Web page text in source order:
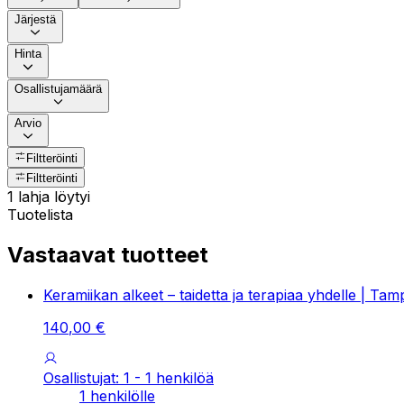
Järjestä
Hinta
Osallistujamäärä
Arvio
Filtteröinti
Filtteröinti
1 lahja löytyi
Tuotelista
Vastaavat tuotteet
Keramiikan alkeet – taidetta ja terapiaa yhdelle |
140,00 €
Osallistujat: 1 - 1 henkilöä
1 henkilölle